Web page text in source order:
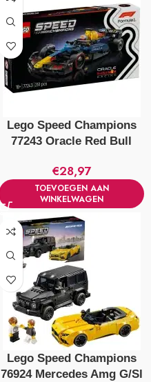
Lego Speed Champions
77243 Oracle Red Bull
Racewagen
€28,97
TOEVOEGEN AAN
WINKELWAGEN
Lego Speed Champions
76924 Mercedes Amg G/Sl